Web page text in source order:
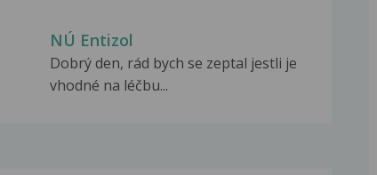
NÚ Entizol
Dobrý den, rád bych se zeptal jestli je
vhodné na léčbu...